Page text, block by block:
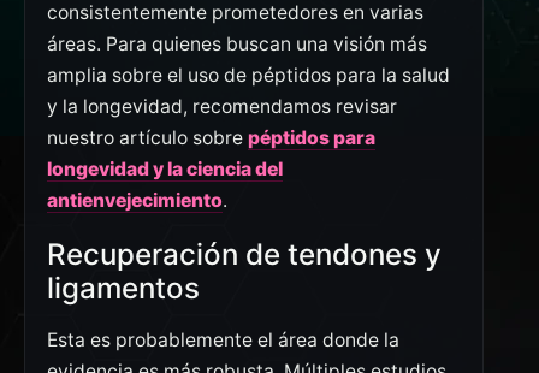
consistentemente prometedores en varias
áreas. Para quienes buscan una visión más
amplia sobre el uso de péptidos para la salud
y la longevidad, recomendamos revisar
nuestro artículo sobre péptidos para
longevidad y la ciencia del
antienvejecimiento.
Recuperación de tendones y
ligamentos
Esta es probablemente el área donde la